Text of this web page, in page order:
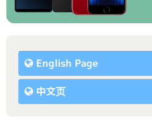
English Page
中文页